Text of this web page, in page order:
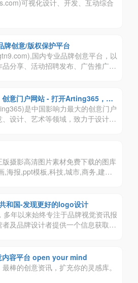
可视化设计、开发、互动综合
牌创意/版权保护平台
国内专业品牌创意平台，以
分享、活动招聘发布、广告推广、
意门户网站 - 打开Arting365，连
是中国影响力最大的创意门户
设计、艺术等领域，致力于设计文
企业提供高质量、多元化的信息交
设计行业应用解决方案。
摄影高清图片素材免费下载的图库
,海报,ppt模板,科技,城市,商务,建筑,
图片素材和设计灵感!
和国-发现更好的logo设计
年以来始终专注于品牌视觉资讯报
及品牌设计者提供一个信息获取和
计创意群体中具有较高的影响力与
容平台 open your mind
棒的创意资讯，扩充你的灵感库。